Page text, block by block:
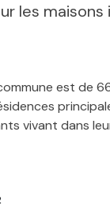
les maisons
est de
vivant dans